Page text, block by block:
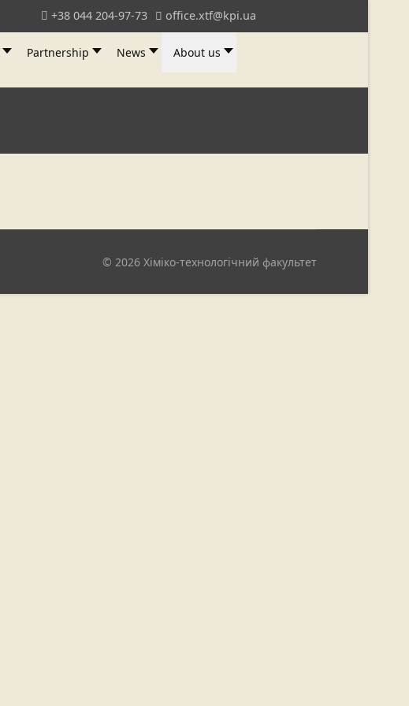
+38 044 204-97-73 office.xtf@kpi.ua
Partnership News About us
© 2026 Хіміко-технологічний факультет